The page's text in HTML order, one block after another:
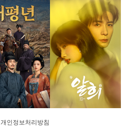
개인정보처리방침